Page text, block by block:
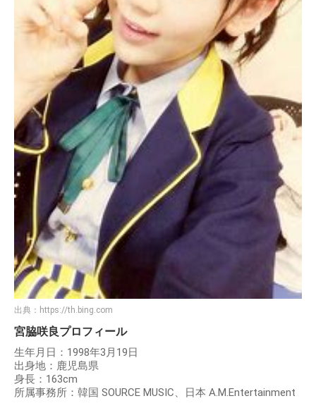
出典： https://th.bing.com
宮脇咲良プロフィール
生年月日：1998年3月19日
出身地：鹿児島県
身長：163cm
所属事務所：韓国 SOURCE MUSIC、日本 A.M.Entertainment